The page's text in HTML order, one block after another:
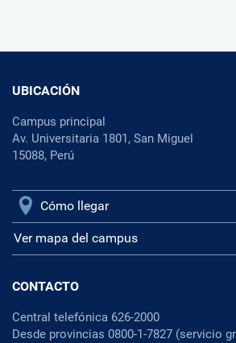
UBICACIÓN
Campus principal
Av. Universitaria 1801, San Miguel
15088, Perú
Cómo llegar
Ver mapa del campus
CONTACTO
Central telefónica 626-2000
Desde provincias 0800-1-7827 (servicio